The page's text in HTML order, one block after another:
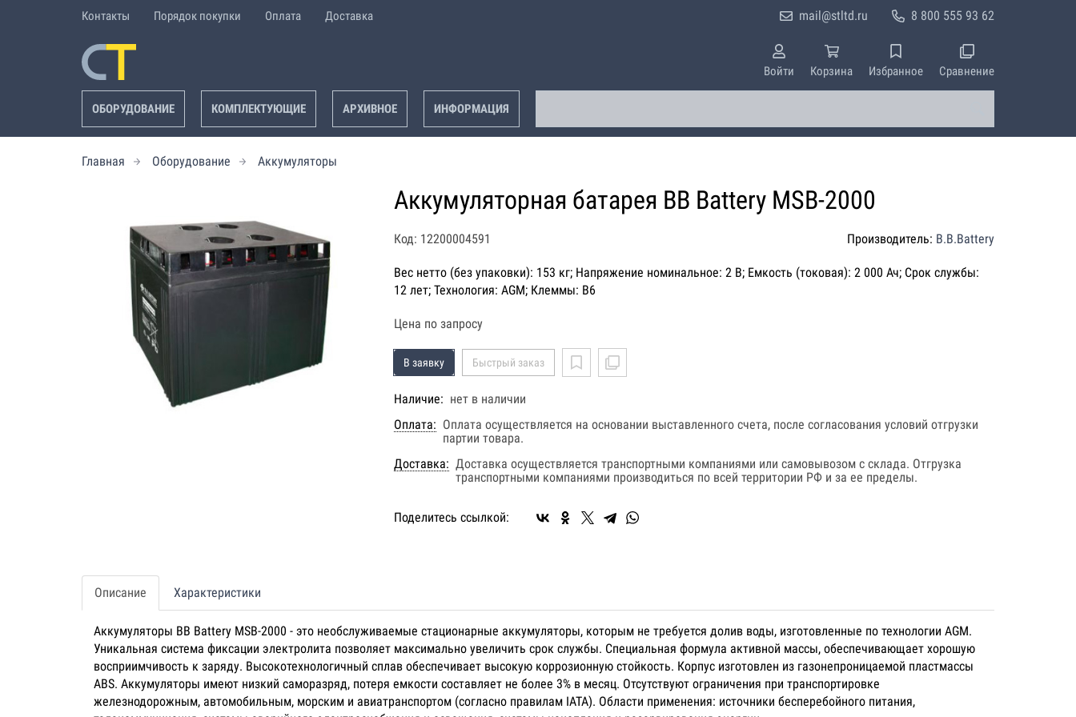
Контакты Порядок покупки Оплата Доставка 8 800 555 93 62
mail@stltd.ru
Войти Корзина Избранное Сравнение
ОБОРУДОВАНИЕ КОМПЛЕКТУЮЩИЕ АРХИВНОЕ ИНФОРМАЦИЯ
Главная Оборудование Аккумуляторы
Аккумуляторная батарея BB Battery MSB-2000
Код: 12200004591 Производитель: B.B.Battery
Вес нетто (без упаковки): 153 кг; Напряжение номинальное: 2 В; Емкость (токовая): 2 000 Ач; Срок службы:
12 лет; Технология: AGM; Клеммы: B6
Цена по запросу
В заявку Быстрый заказ
Наличие: нет в наличии
Оплата: Оплата осуществляется на основании выставленного счета, после согласования условий отгрузки
партии товара.
Доставка: Доставка осуществляется транспортными компаниями или самовывозом с склада. Отгрузка
транспортными компаниями производиться по всей территории РФ и за ее пределы.
Поделитесь ссылкой:
Описание Характеристики
Аккумуляторы BB Battery MSB-2000 - это необслуживаемые стационарные аккумуляторы, которым не требуется долив воды, изготовленные по технологии AGM.
Уникальная система фиксации электролита позволяет максимально увеличить срок службы. Специальная формула активной массы, обеспечивающает хорошую
восприимчивость к заряду. Высокотехнологичный сплав обеспечивает высокую коррозионную стойкость. Корпус изготовлен из газонепроницаемой пластмассы
ABS. Аккумуляторы имеют низкий саморазряд, потеря емкости составляет не более 3% в месяц. Отсутствуют ограничения при транспортировке
железнодорожным, автомобильным, морским и авиатранспортом (согласно правилам IATA). Области применения: источники бесперебойного питания,